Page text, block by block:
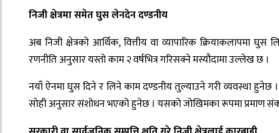
निजी क्षेत्रमा समेत घुस लेनदेन दण्डनीय
अब निजी क्षेत्रको आर्थिक, वित्तीय वा व्यापारिक क्रियाकलापमा
रणनीति अनुसार यस्तो काम २ वर्षभित्र गरिसक्ने मस्यौदामा उल्लेख छ ।
नयाँ ऐनमा घुस दिने र लिने काम दण्डनीय तुल्याउने गरी व्यवस्था हुनेछ
सोही अनुसार संशोधन भएको हुनेछ । यसको जोखिमका रूपमा प्रमाण